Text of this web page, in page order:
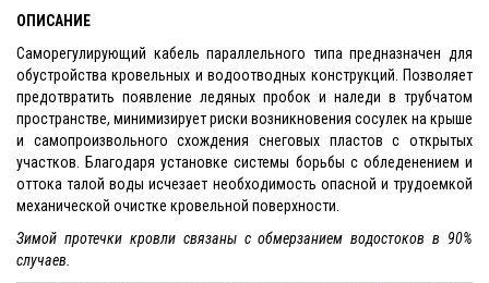
ОПИСАНИЕ
Саморегулирующий кабель параллельного типа предназначен для
обустройства кровельных и водоотводных конструкций. Позволяет
предотвратить появление ледяных пробок и наледи в трубчатом
пространстве, минимизирует риски возникновения сосулек на крыше
и самопроизвольного схождения снеговых пластов с открытых
участков. Благодаря установке системы борьбы с обледенением и
оттока талой воды исчезает необходимость опасной и трудоемкой
механической очистке кровельной поверхности.
Зимой протечки кровли связаны с обмерзанием водостоков в 90%
случаев.